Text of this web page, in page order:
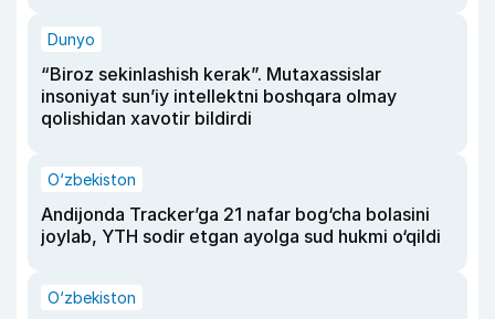
Dunyo
“Biroz sekinlashish kerak”. Mutaxassislar
insoniyat sun’iy intellektni boshqara olmay
qolishidan xavotir bildirdi
O‘zbekiston
Andijonda Tracker’ga 21 nafar bog‘cha bolasini
joylab, YTH sodir etgan ayolga sud hukmi o‘qildi
O‘zbekiston